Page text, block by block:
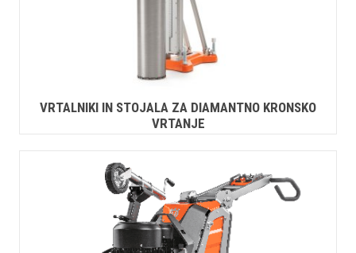
VRTALNIKI IN STOJALA ZA DIAMANTNO KRONSKO
VRTANJE